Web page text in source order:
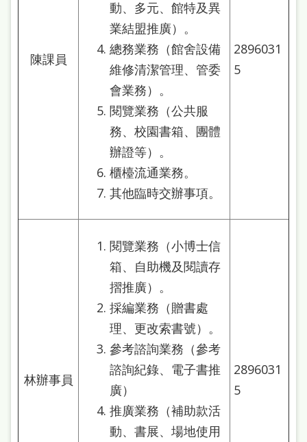
陳課員
動、多元、館特及異
業結盟推廣）。
總務業務（館舍設備
維修清潔管理、管委
會業務）。
閱覽業務（公共服
務、校園書箱、團體
辦證等）。
櫃檯流通業務。
其他臨時交辦事項。
2896031
5
林辦事員
閱覽業務（小博士信
箱、自助機及閱讀存
摺推廣）。
採編業務（贈書處
理、更改索書號）。
參考諮詢業務（參考
諮詢紀錄、電子書推
廣）
推廣業務（補助款活
動、書展、場地使用
2896031
5